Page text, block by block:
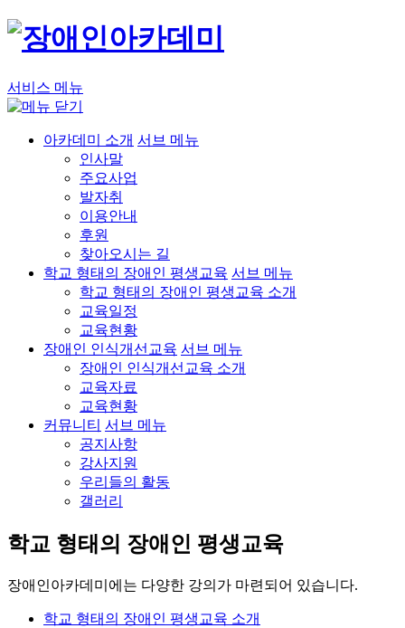
서비스 메뉴
아카데미 소개 서브 메뉴
인사말
주요사업
발자취
이용안내
후원
찾아오시는 길
학교 형태의 장애인 평생교육 서브 메뉴
학교 형태의 장애인 평생교육 소개
교육일정
교육현황
장애인 인식개선교육 서브 메뉴
장애인 인식개선교육 소개
교육자료
교육현황
커뮤니티 서브 메뉴
공지사항
강사지원
우리들의 활동
갤러리
학교 형태의 장애인 평생교육
장애인아카데미에는 다양한 강의가 마련되어 있습니다.
학교 형태의 장애인 평생교육 소개